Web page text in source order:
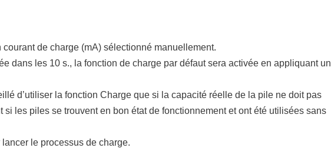
de charge (mA) sélectionné manuellement.
dans les 10 s., la fonction de charge par défaut sera activée en appliquant un
d’utiliser la fonction Charge que si la capacité réelle de la pile ne doit pas
si les piles se trouvent en bon état de fonctionnement et ont été utilisées sans
le processus de charge.